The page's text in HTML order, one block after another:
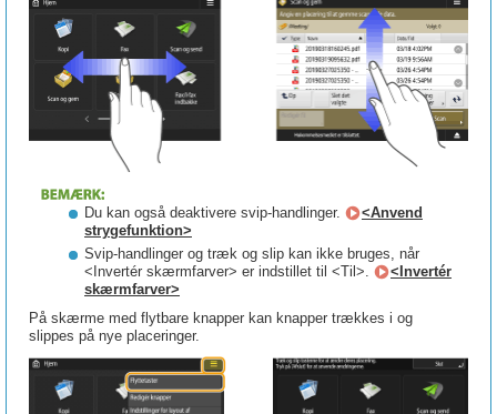
Du kan også deaktivere svip-handlinger.
<Anvend
strygefunktion>
Svip-handlinger og træk og slip kan ikke bruges, når
<Invertér skærmfarver> er indstillet til <Til>.
<Invertér
skærmfarver>
På skærme med flytbare knapper kan knapper trækkes i og
slippes på nye placeringer.